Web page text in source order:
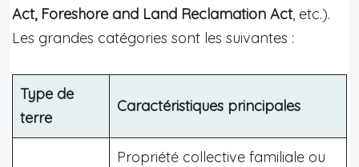
Act, Foreshore and Land Reclamation Act, etc.).
Les grandes catégories sont les suivantes :
Type de
terre
Caractéristiques principales
Propriété collective familiale ou